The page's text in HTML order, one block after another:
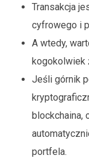
Transakcja
cyfrowego i
A wtedy,
kogokolwiek
Jeśli górnik
blockchaina,
portfela.